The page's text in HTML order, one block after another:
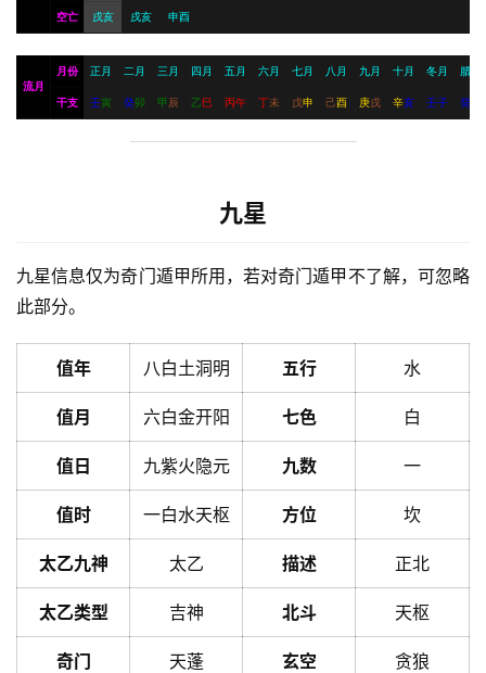
空亡 戌亥 戌亥 申酉
流月
月份 正月 二月 三月 四月 五月 六月 七月 八月 九月 十月 冬月 腊月
干支 壬寅 癸卯 甲 辰 乙巳 丙午 丁未 戊申 己酉 庚戌 辛亥 壬子 癸
九星
九星信息仅为奇门遁甲所用，若对奇门遁甲不了解，可忽略
此部分。
值年 八白土洞明 五行 水
值月 六白金开阳 七色 白
值日 九紫火隐元 九数 一
值时 一白水天枢 方位 坎
太乙九神 太乙 描述 正北
太乙类型 吉神 北斗 天枢
奇门 天蓬 玄空 贪狼